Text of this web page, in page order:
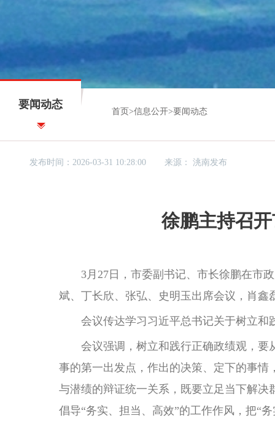
要闻动态
首页 >信息公开>要闻动态
发布时间：2026-03-31 10:28:00 来源：洮南发布
徐鹏主持召
3月27日，市委副书记、市长徐鹏在市政
斌、丁长欣、张弘、史明玉出席会议，肖
会议传达学习习近平总书记关于树立和
会议强调，树立和践行正确政绩观，要
事的第一出发点，作出的决策、定下的事
与潜绩的辩证统一关系，既要立足当下解
倡导“务实、担当、高效”的工作作风，把“